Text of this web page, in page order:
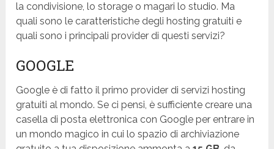
la condivisione, lo storage o magari lo studio. Ma
quali sono le caratteristiche degli hosting gratuiti e
quali sono i principali provider di questi servizi?
GOOGLE
Google è di fatto il primo provider di servizi hosting
gratuiti al mondo. Se ci pensi, è sufficiente creare una
casella di posta elettronica con Google per entrare in
un mondo magico in cui lo spazio di archiviazione